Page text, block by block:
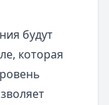
будут
которая